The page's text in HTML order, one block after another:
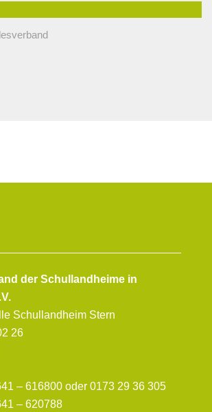
der Schullandheime in
Schullandheim Stern
26
– 616800 oder 0173 29 36 305
– 620788